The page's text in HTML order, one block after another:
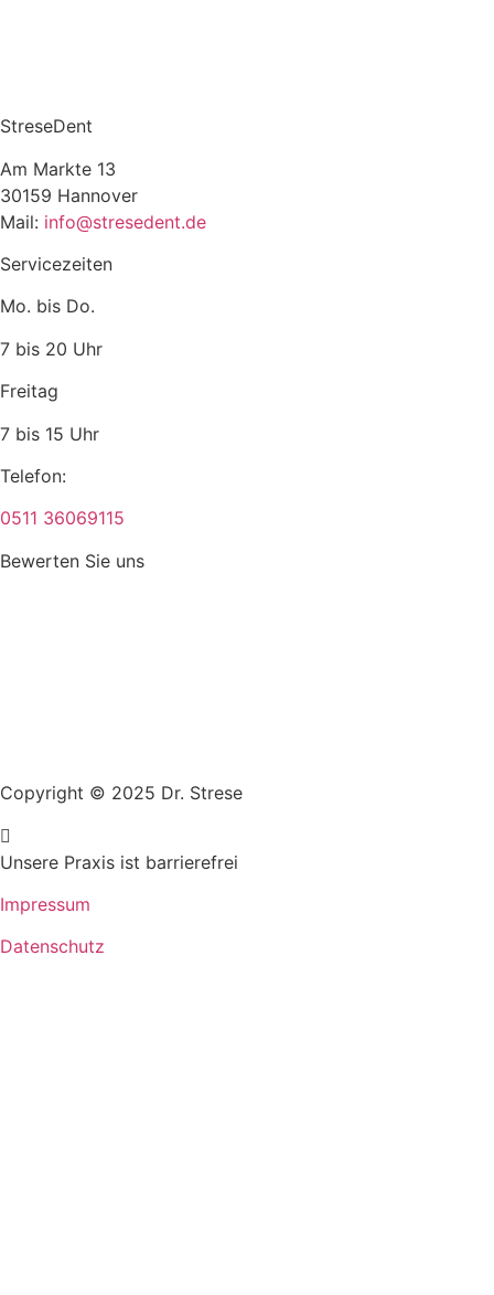
StreseDent
Am Markte 13
30159 Hannover
Mail: info@stresedent.de
Servicezeiten
Mo. bis Do.
7 bis 20 Uhr
Freitag
7 bis 15 Uhr
Telefon:
0511 36069115
Bewerten Sie uns
Copyright © 2025 Dr. Strese
Unsere Praxis ist barrierefrei
Impressum
Datenschutz